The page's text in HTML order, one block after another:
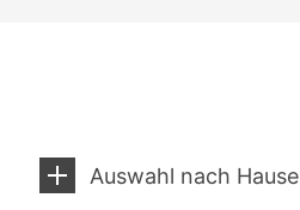
Auswahl nach Hause